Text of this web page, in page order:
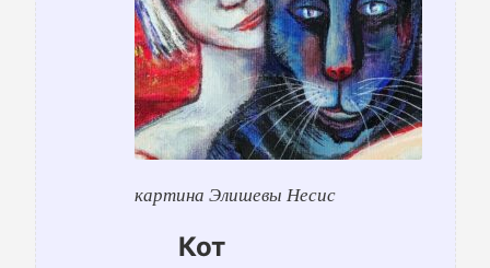
картина Элишевы Несис
Кот